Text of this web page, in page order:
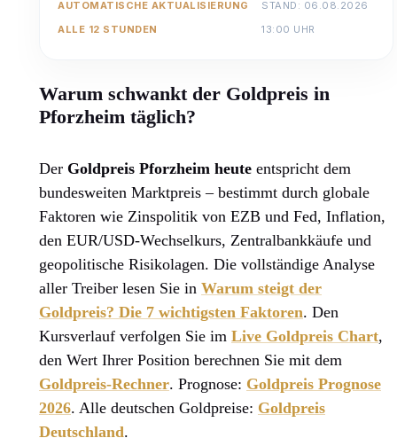
AUTOMATISCHE AKTUALISIERUNG
ALLE 12 STUNDEN
STAND: 06.08.2026
13:00 UHR
Warum schwankt der Goldpreis in
Pforzheim täglich?
Der Goldpreis Pforzheim heute entspricht dem
bundesweiten Marktpreis – bestimmt durch globale
Faktoren wie Zinspolitik von EZB und Fed, Inflation,
den EUR/USD-Wechselkurs, Zentralbankkäufe und
geopolitische Risikolagen. Die vollständige Analyse
aller Treiber lesen Sie in Warum steigt der
Goldpreis? Die 7 wichtigsten Faktoren. Den
Kursverlauf verfolgen Sie im Live Goldpreis Chart,
den Wert Ihrer Position berechnen Sie mit dem
Goldpreis-Rechner. Prognose: Goldpreis Prognose
2026. Alle deutschen Goldpreise: Goldpreis
Deutschland.